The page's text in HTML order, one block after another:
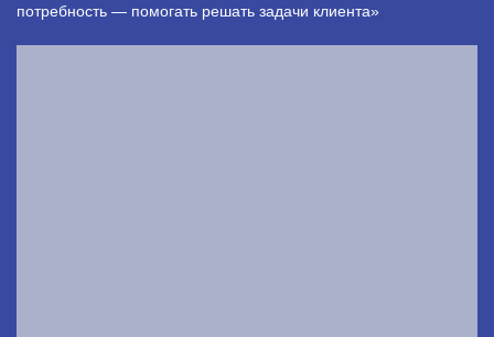
потребность — помогать решать задачи клиента»